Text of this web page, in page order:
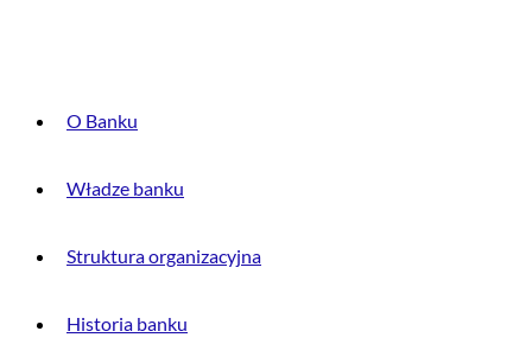
O Banku
Władze banku
Struktura organizacyjna
Historia banku